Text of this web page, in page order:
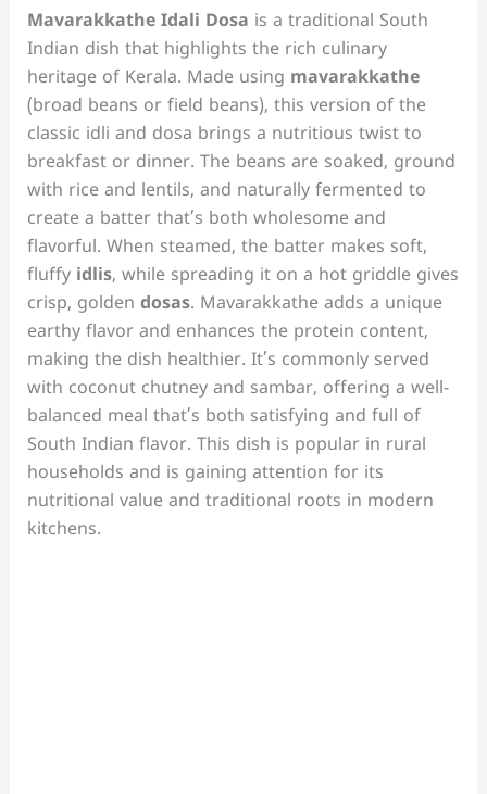
Mavarakkathe Idali Dosa is a traditional South
Indian dish that highlights the rich culinary
heritage of Kerala. Made using mavarakkathe
(broad beans or field beans), this version of the
classic idli and dosa brings a nutritious twist to
breakfast or dinner. The beans are soaked, ground
with rice and lentils, and naturally fermented to
create a batter that’s both wholesome and
flavorful. When steamed, the batter makes soft,
fluffy idlis, while spreading it on a hot griddle gives
crisp, golden dosas. Mavarakkathe adds a unique
earthy flavor and enhances the protein content,
making the dish healthier. It’s commonly served
with coconut chutney and sambar, offering a well-
balanced meal that’s both satisfying and full of
South Indian flavor. This dish is popular in rural
households and is gaining attention for its
nutritional value and traditional roots in modern
kitchens.